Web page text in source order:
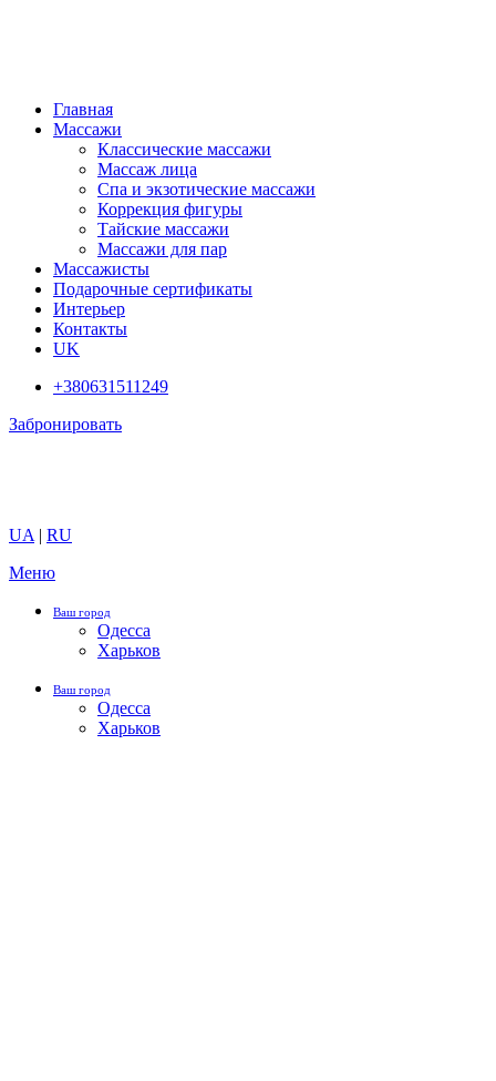
Главная
Массажи
Классические массажи
Массаж лица
Спа и экзотические массажи
Коррекция фигуры
Тайские массажи
Массажи для пар
Массажисты
Подарочные сертификаты
Интерьер
Контакты
UK
+380631511249
Забронировать
UA | RU
Меню
Ваш город
Одесса
Харьков
Ваш город
Одесса
Харьков